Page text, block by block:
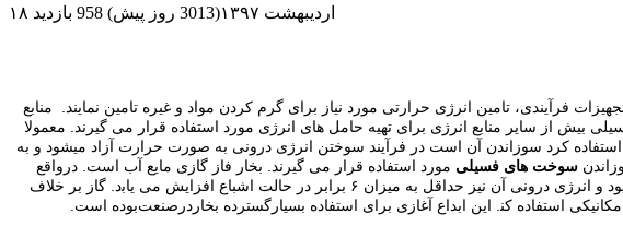
۱۸ اردیبهشت ۱۳۹۷(3013 روز پیش) 958 بازدید
فرآیندی، ﺗﺎﻣﯿﻦ اﻧﺮژی ﺣﺮارﺗﯽ ﻣﻮرد ﻧﯿﺎز ﺑﺮای ﮔﺮم ﮐﺮدن ﻣﻮاد و ﻏﯿﺮه ﺗﺎﻣﯿﻦ ﻧﻤﺎﯾﻨﺪ. ﻣﻨﺎﺑﻊ
بیش از سایر منابع انرژی برای تهیه حامل های انرژی مورد استفاده قرار می گیرند. ﻣﻌﻤﻮﻻ
اﺳﺘﻔﺎده ﮐﺮد ﺳﻮزاﻧﺪن آن اﺳﺖ در ﻓﺮآﯾﻨﺪ ﺳﻮﺧﺘﻦ اﻧﺮژی دروﻧﯽ ﺑﻪ ﺻﻮرت ﺣﺮارت آزاد ﻣﯿﺸﻮد و ﺑﻪ
ﺳﻮﺧﺖ ﻫﺎی ﻓﺴﯿﻠﯽ ﻣﻮرد اﺳﺘﻔﺎده ﻗﺮار ﻣﯽ ﮔﯿﺮﻧﺪ. ﺑﺨﺎر ﻓﺎز ﮔﺎزی ﻣﺎﯾﻊ آب است. درواﻗﻊ
ﭼﻨﺎﻧﭽﻪ آب در ﻓﺸﺎر اﺗﻤﺴﻔﺮﯾﮏ ﮔﺮﻣﺎ ﺟﺬب ﮐﻨﺪ ﺷﺮوع ﺑﻪ ﺟﻮﺷﺶ و ﺗﻮﻟﯿﺪ ﺑﺨﺎر ﻣﯿﻨﻤﺎﯾﺪ ﺑﺎ ﺗﺒﺪﯾﻞ آب ﺑﻪ ﺑﺨﺎر ﺣﺠﻢ آن ﺗﻘﺮﯾﺒﺎ ۱۶۰۰ ﺑﺮاﺑﺮ ﻣﯿﺸﻮد و اﻧﺮژی درونی آن ﻧﯿﺰ ﺣﺪاﻗﻞ ﺑﻪ ﻣﯿﺰان ۶ ﺑﺮاﺑﺮ در ﺣﺎﻟﺖ اﺷﺒﺎع اﻓﺰاﯾﺶ ﻣﯽ ﯾﺎﺑد. ﮔﺎز ﺑﺮ ﺧﻼف
اﺳﺘﻔﺎده ﮐﻨ. اﯾﻦ اﺑﺪاع آﻏﺎزی ﺑﺮای اﺳﺘﻔﺎده ﺑﺴﯿﺎرﮔﺴﺘﺮده ﺑﺨﺎردرﺻﻨﻌﺖﺑﻮده است.